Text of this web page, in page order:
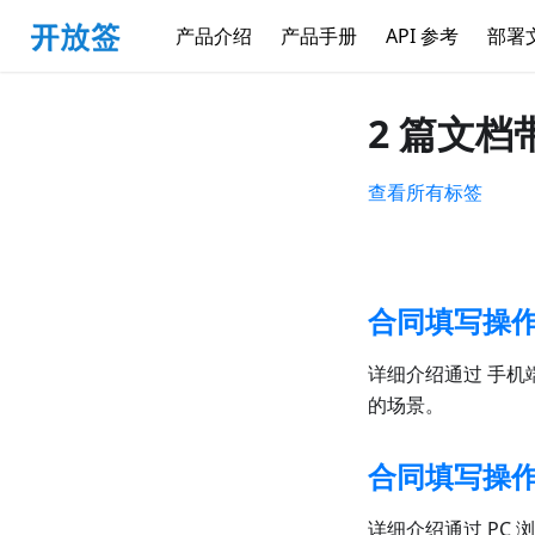
产品介绍 产品手册 API 参考 部署
2 篇文档
查看所有标签
合同填写操
详细介绍通过 手机
的场景。
合同填写操
详细介绍通过 PC